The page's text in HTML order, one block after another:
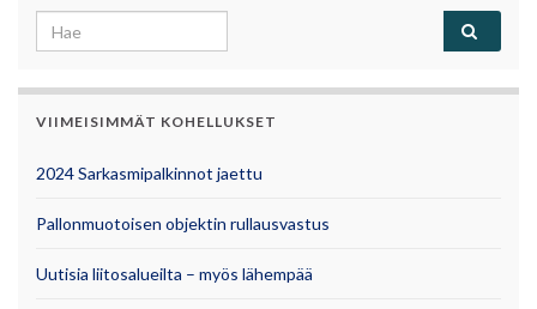
Search for:
VIIMEISIMMÄT KOHELLUKSET
2024 Sarkasmipalkinnot jaettu
Pallonmuotoisen objektin rullausvastus
Uutisia liitosalueilta – myös lähempää